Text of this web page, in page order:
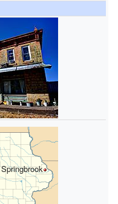
Springbrook